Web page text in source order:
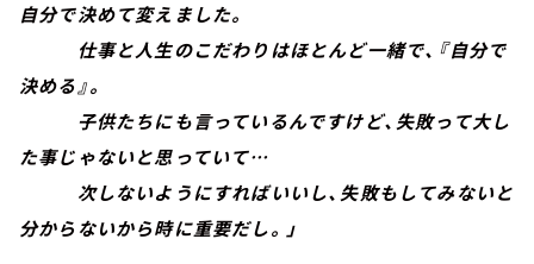
自分で決めて変えました。
仕事と人生のこだわりはほとんど一緒で、『自分で
決める』。
子供たちにも言っているんですけど、失敗って大し
た事じゃないと思っていて…
次しないようにすればいいし、失敗もしてみないと
分からないから時に重要だし。」